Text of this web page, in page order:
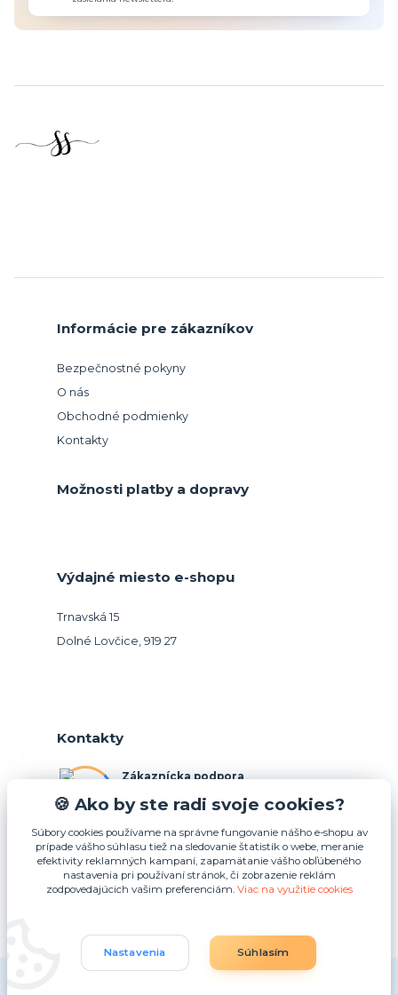
Informácie pre zákazníkov
Bezpečnostné pokyny
O nás
Obchodné podmienky
Kontakty
Možnosti platby a dopravy
Výdajné miesto e-shopu
Trnavská 15
Dolné Lovčice, 919 27
Kontakty
Zákaznícka podpora
(Po-Pia, 10-15 hod.)
info@podnosy.sk
Upraviť zber cookies.
🍪 Ako by ste radi svoje cookies?
Súbory cookies používame na správne fungovanie nášho e-shopu av
prípade vášho súhlasu tiež na sledovanie štatistík o webe, meranie
efektivity reklamných kampaní, zapamätanie vášho obľúbeného
nastavenia pri používaní stránok, či zobrazenie reklám
zodpovedajúcich vašim preferenciám. Viac na využitie cookies
Nastavenia Súhlasím